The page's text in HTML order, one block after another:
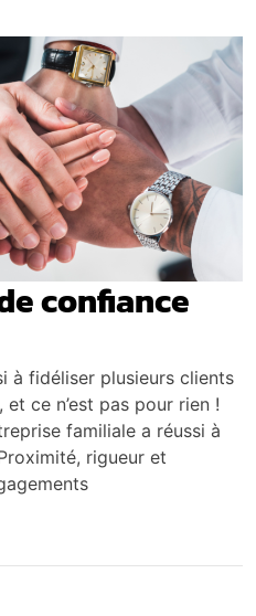
confiance
à fidéliser plusieurs clients
et ce n’est pas pour rien !
familiale a réussi à
rigueur et